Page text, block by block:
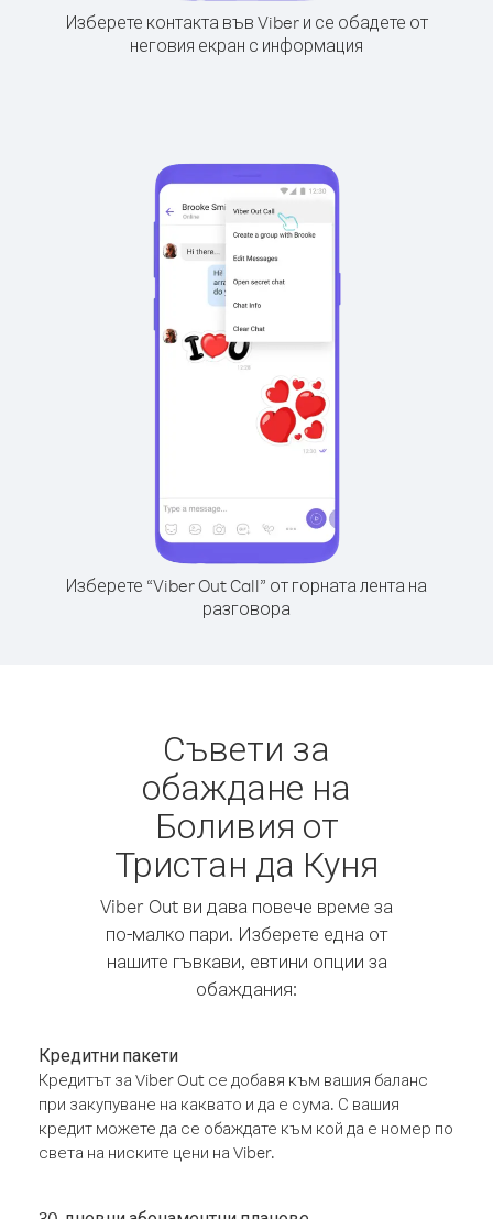
Изберете контакта във Viber и се обадете от
неговия екран с информация
Изберете “Viber Out Call” от горната лента на
разговора
Съвети за
обаждане на
Боливия от
Тристан да Куня
Viber Out ви дава повече време за
по-малко пари. Изберете една от
нашите гъвкави, евтини опции за
обаждания:
Кредитни пакети
Кредитът за Viber Out се добавя към вашия баланс
при закупуване на каквато и да е сума. С вашия
кредит можете да се обаждате към кой да е номер по
света на ниските цени на Viber.